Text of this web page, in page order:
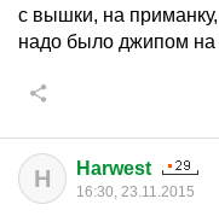
с вышки, на приманку,
надо было джипом на
H Harwest
16:30, 23.11.2015